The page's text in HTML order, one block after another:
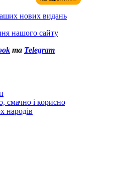
нових видань
нашого сайту
та Telegram
смачно і корисно
народів